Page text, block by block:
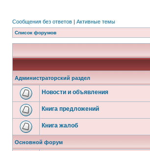
Сообщения без ответов | Активные темы
Список форумов
Администраторский раздел
Новости и объявления
Книга предложений
Книга жалоб
Основной форум